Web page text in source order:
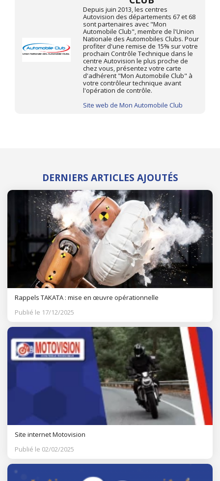
Depuis juin 2013, les centres
Autovision des départements 67 et 68
sont partenaires avec "Mon
Automobile Club", membre de l'Union
Nationale des Automobiles Clubs. Pour
profiter d'une remise de 15% sur votre
prochain Contrôle Technique dans le
centre Autovision le plus proche de
chez vous, présentez votre carte
d'adhérent "Mon Automobile Club" à
votre contrôleur technique avant
l'opération de contrôle.
Site web de Mon Automobile Club
DERNIERS ARTICLES AJOUTÉS
Rappels TAKATA : mise en œuvre opérationnelle
Publié le 17/12/2025
Site internet Motovision
Publié le 02/02/2025